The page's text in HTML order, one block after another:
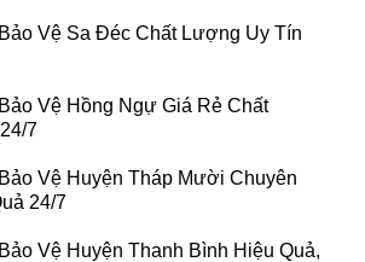
Vệ Sa Đéc Chất Lượng Uy Tín
Vệ Hồng Ngự Giá Rẻ Chất
7
Vệ Huyện Tháp Mười Chuyên
24/7
Vệ Huyện Thanh Bình Hiệu Quả,